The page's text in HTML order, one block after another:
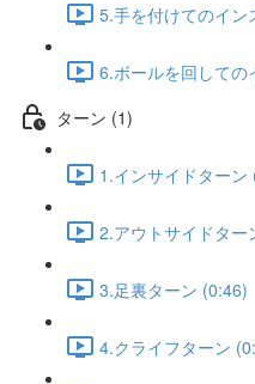
5.手を付けてのイ
6.ボールを回して
ターン (1)
1.インサイドターン
2.アウトサイドター
3.足裏ターン (0:46)
4.クライフターン